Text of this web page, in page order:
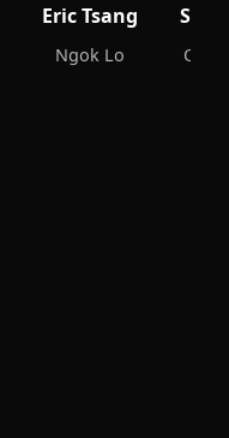
Eric Tsang
Ngok Lo